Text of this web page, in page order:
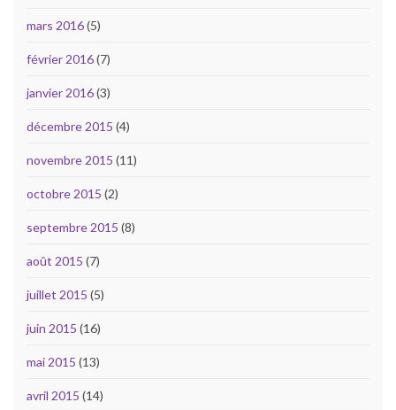
mars 2016(5)
février 2016(7)
janvier 2016(3)
décembre 2015 (4)
novembre 2015 (11)
octobre 2015 (2)
septembre 2015 (8)
août 2015 (7)
juillet 2015 (5)
juin 2015 (16)
mai 2015 (13)
avril 2015 (14)